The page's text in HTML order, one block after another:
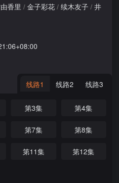
香里 / 金子彩花 / 续木友子 / 井
线路1 线路2 线路3
第3集 第4集
第7集 第8集
第11集 第12集